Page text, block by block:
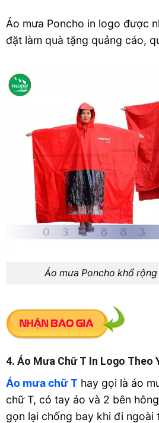
Áo mưa Poncho in logo được
đặt làm quà tặng quảng cáo,
Áo mưa Poncho khổ
4. Áo Mưa Chữ T In Logo Theo
Áo mưa chữ T hay gọi là áo
chữ T, có tay áo và 2 bên
gọn lại chống bay khi đi ngoài